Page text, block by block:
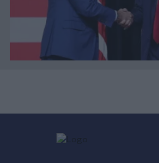
πτώση από τη γέφυρα